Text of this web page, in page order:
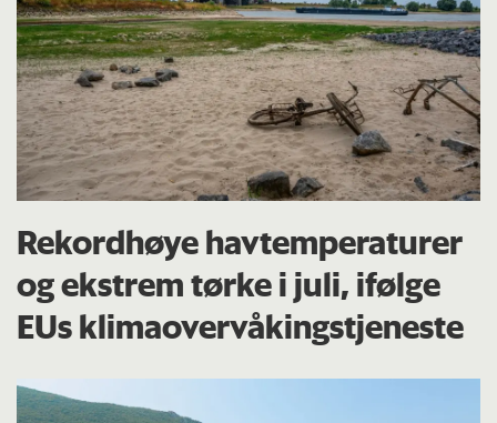
Rekordhøye havtemperaturer
og ekstrem tørke i juli, ifølge
EUs klima­overvåkings­tjeneste